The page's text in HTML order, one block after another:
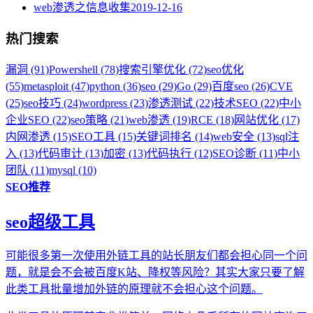
web渗透之信息收集2019-12-16
热门搜索
漏洞 (91)Powershell (78)搜索引擎优化 (72)seo优化
(55)metasploit (47)python (36)seo (29)Go (29)百度seo (26)CVE
(25)seo技巧 (24)wordpress (23)渗透测试 (22)技术SEO (22)中小
企业SEO (22)seo策略 (21)web渗透 (19)RCE (18)网站优化 (17)
内网渗透 (15)SEO工具 (15)关键词排名 (14)web安全 (13)sql注
入 (13)代码审计 (13)加密 (13)代码执行 (12)SEO诊断 (11)中小
团队 (11)mysql (10)
SEO推荐
seo超级工具
可能很多第一次使用外链工具的站长朋友们都会担心同一个问
题，就是会不会被百度K站、降权等风险？其实大家只要了解
此类工具批量增加外链的原理就不会担心这个问题。